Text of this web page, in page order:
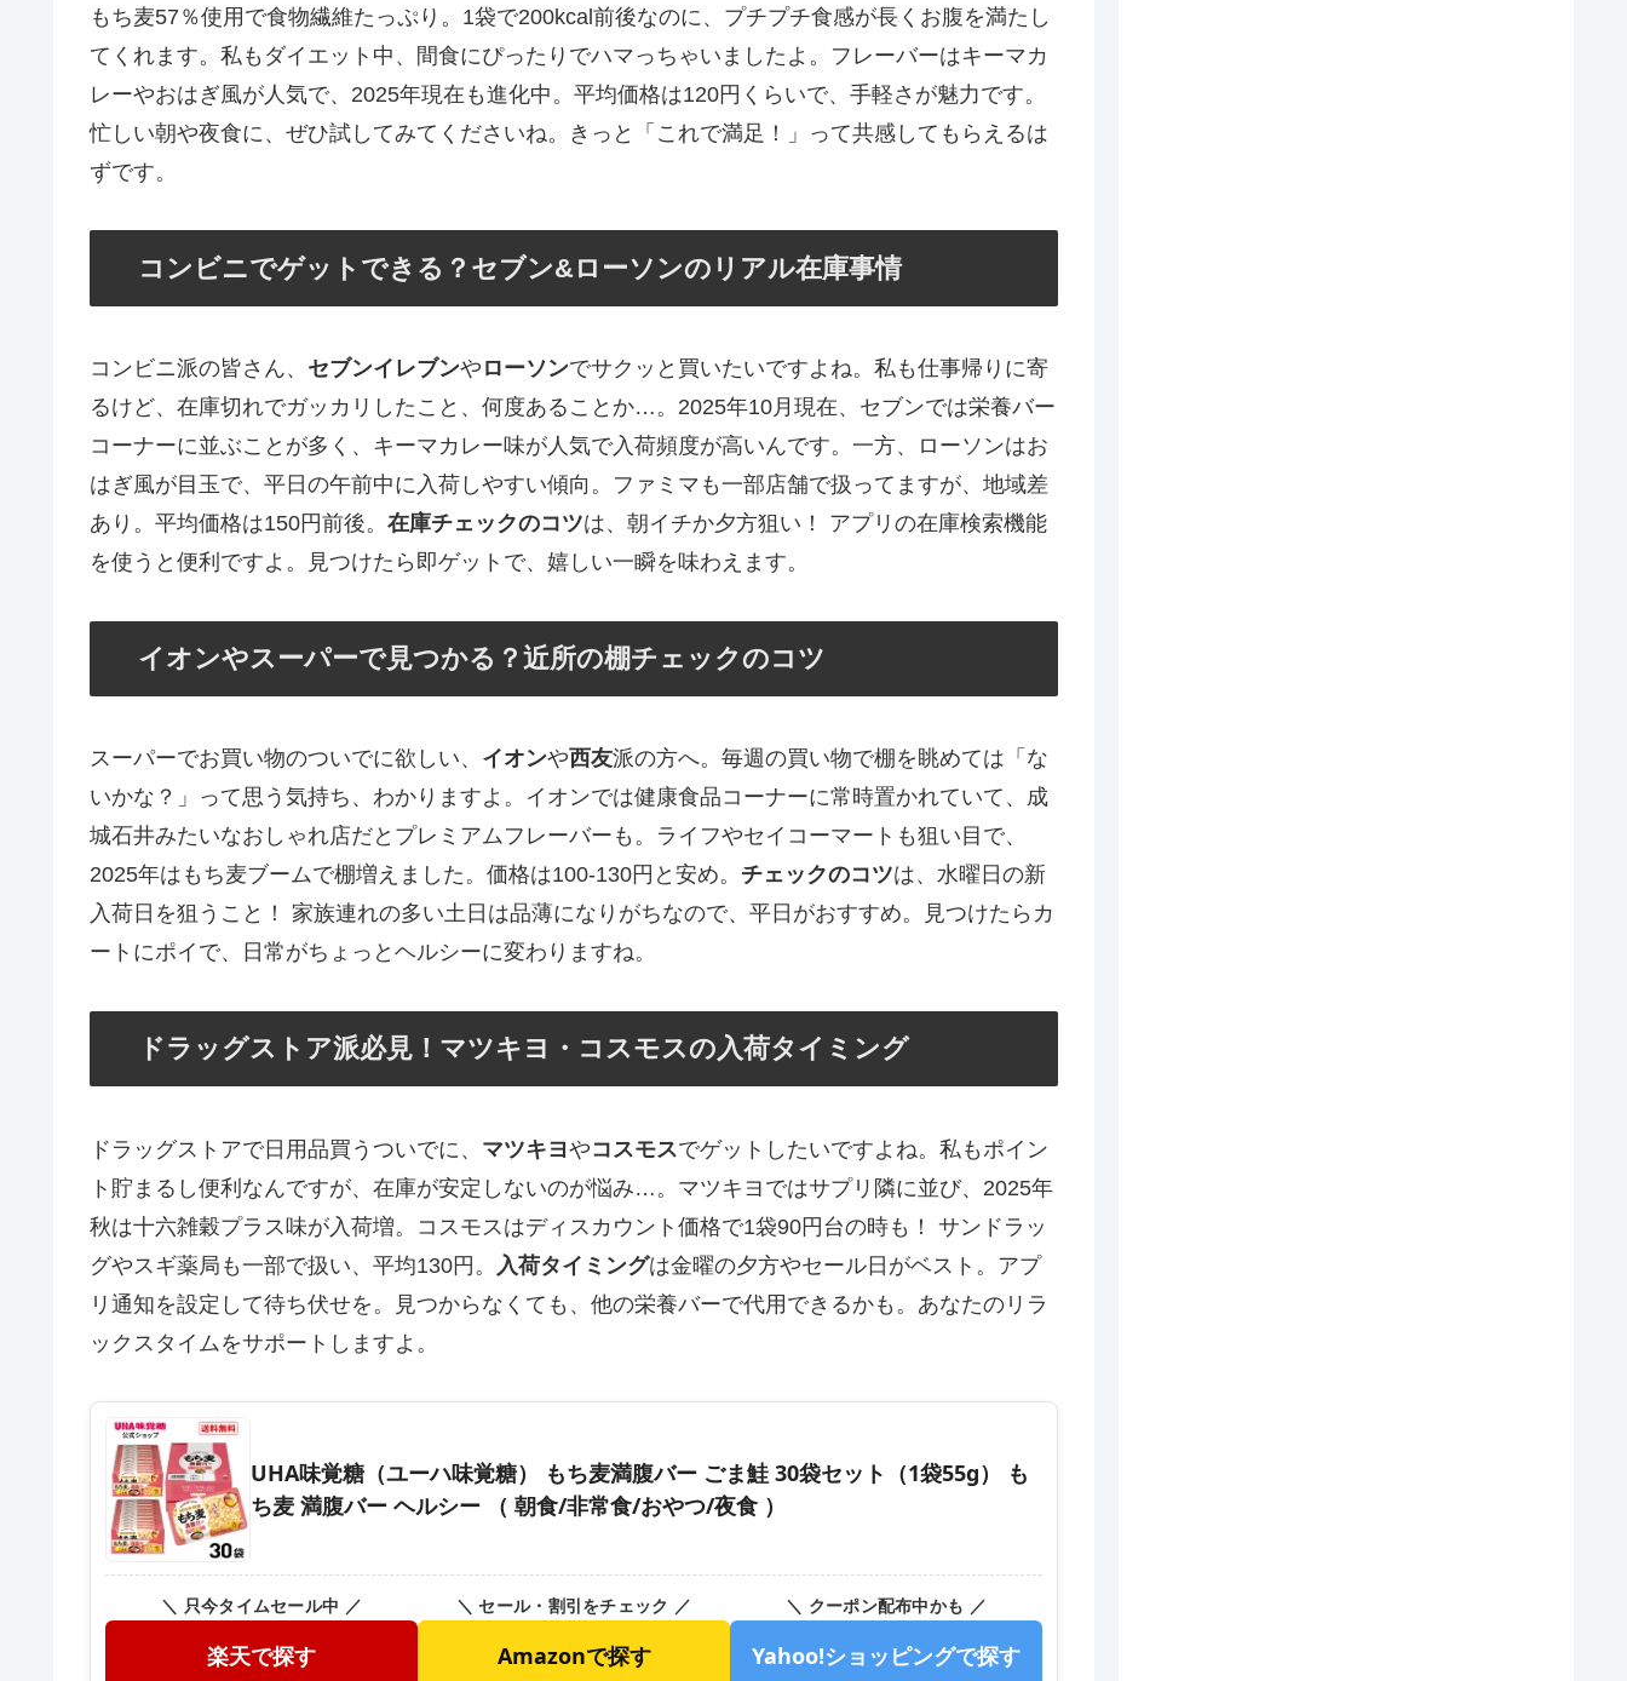
もち麦57％使用で食物繊維たっぷり。1袋で200kcal前後なのに、プチプチ食感が長くお腹を満たし
てくれます。私もダイエット中、間食にぴったりでハマっちゃいましたよ。フレーバーはキーマカ
レーやおはぎ風が人気で、2025年現在も進化中。平均価格は120円くらいで、手軽さが魅力です。
忙しい朝や夜食に、ぜひ試してみてくださいね。きっと「これで満足！」って共感してもらえるは
ずです。
コンビニでゲットできる？セブン&ローソンのリアル在庫事情
コンビニ派の皆さん、 セブンイレブンや ローソンでサクッと買いたいですよね。私も仕事帰りに寄
るけど、在庫切れでガッカリしたこと、何度あることか…。2025年10月現在、セブンでは栄養バー
コーナーに並ぶことが多く、キーマカレー味が人気で入荷頻度が高いんです。一方、ローソンはお
はぎ風が目玉で、平日の午前中に入荷しやすい傾向。ファミマも一部店舗で扱ってますが、地域差
あり。平均価格は150円前後。 在庫チェックのコツは、朝イチか夕方狙い！ アプリの在庫検索機能
を使うと便利ですよ。見つけたら即ゲットで、嬉しい一瞬を味わえます。
イオンやスーパーで見つかる？近所の棚チェックのコツ
スーパーでお買い物のついでに欲しい、 イオンや西友派の方へ。毎週の買い物で棚を眺めては「な
いかな？」って思う気持ち、わかりますよ。イオンでは健康食品コーナーに常時置かれていて、成
城石井みたいなおしゃれ店だとプレミアムフレーバーも。ライフやセイコーマートも狙い目で、
2025年はもち麦ブームで棚増えました。価格は100-130円と安め。 チェックのコツは、水曜日の新
入荷日を狙うこと！ 家族連れの多い土日は品薄になりがちなので、平日がおすすめ。見つけたらカ
ートにポイで、日常がちょっとヘルシーに変わりますね。
ドラッグストア派必見！マツキヨ・コスモスの入荷タイミング
ドラッグストアで日用品買うついでに、 マツキヨやコスモスでゲットしたいですよね。私もポイン
ト貯まるし便利なんですが、在庫が安定しないのが悩み…。マツキヨではサプリ隣に並び、2025年
秋は十六雑穀プラス味が入荷増。コスモスはディスカウント価格で1袋90円台の時も！ サンドラッ
グやスギ薬局も一部で扱い、平均130円。
入荷タイミングは金曜の夕方やセール日がベスト。アプ
リ通知を設定して待ち伏せを。見つからなくても、他の栄養バーで代用できるかも。あなたのリラ
ックスタイムをサポートしますよ。
UHA味覚糖（ユーハ味覚糖） もち麦満腹バー ごま鮭 30袋セット（1袋55g） も
ち麦 満腹バー ヘルシー （ 朝食/非常食/おやつ/夜食 ）
＼ 只今タイムセール中 ／
楽天で探す
＼ セール・割引をチェック ／
Amazonで探す
＼ クーポン配布中かも ／
Yahoo!ショッピングで探す